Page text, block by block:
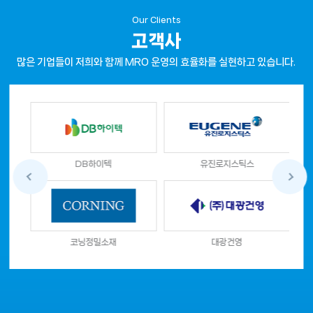
Our Clients
고객사
많은 기업들이 저희와 함께 MRO 운영의 효율화를 실현하고 있습니다.
DB하이텍
코닝정밀소재
유진로지스틱스
대광건영